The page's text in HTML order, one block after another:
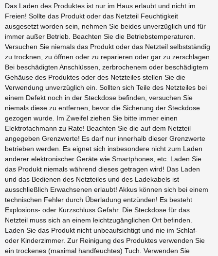
Das Laden des Produktes ist nur im Haus erlaubt und nicht im
Freien! Sollte das Produkt oder das Netzteil Feuchtigkeit
ausgesetzt worden sein, nehmen Sie beides unverzüglich und für
immer außer Betrieb. Beachten Sie die Betriebstemperaturen.
Versuchen Sie niemals das Produkt oder das Netzteil selbstständig
zu trocknen, zu öffnen oder zu reparieren oder gar zu zerschlagen.
Bei beschädigten Anschlüssen, zerbrochenem oder beschädigtem
Gehäuse des Produktes oder des Netzteiles stellen Sie die
Verwendung unverzüglich ein. Sollten sich Teile des Netzteiles bei
einem Defekt noch in der Steckdose befinden, versuchen Sie
niemals diese zu entfernen, bevor die Sicherung der Steckdose
gezogen wurde. Im Zweifel ziehen Sie bitte immer einen
Elektrofachmann zu Rate! Beachten Sie die auf dem Netzteil
angegeben Grenzwerte! Es darf nur innerhalb dieser Grenzwerte
betrieben werden. Es eignet sich insbesondere nicht zum Laden
anderer elektronischer Geräte wie Smartphones, etc. Laden Sie
das Produkt niemals während dieses getragen wird! Das Laden
und das Bedienen des Netzteiles und des Ladekabels ist
ausschließlich Erwachsenen erlaubt! Akkus können sich bei einem
technischen Fehler durch Überladung entzünden! Es besteht
Explosions- oder Kurzschluss Gefahr. Die Steckdose für das
Netzteil muss sich an einem leichtzugänglichen Ort befinden.
Laden Sie das Produkt nicht unbeaufsichtigt und nie im Schlaf-
oder Kinderzimmer. Zur Reinigung des Produktes verwenden Sie
ein trockenes (maximal handfeuchtes) Tuch. Verwenden Sie